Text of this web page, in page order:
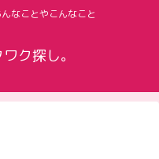
なことやこんなこと
ク探し。